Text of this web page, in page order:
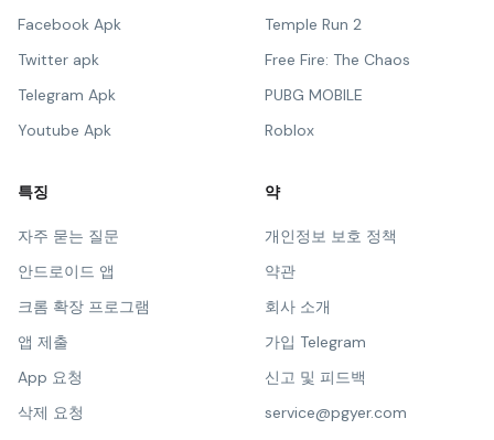
Facebook Apk
Twitter apk
Telegram Apk
Youtube Apk
Temple Run 2
Free Fire: The Chaos
PUBG MOBILE
Roblox
특징
자주 묻는 질문
안드로이드 앱
크롬 확장 프로그램
앱 제출
App 요청
삭제 요청
약
개인정보 보호 정책
약관
회사 소개
가입 Telegram
신고 및 피드백
service@pgyer.com